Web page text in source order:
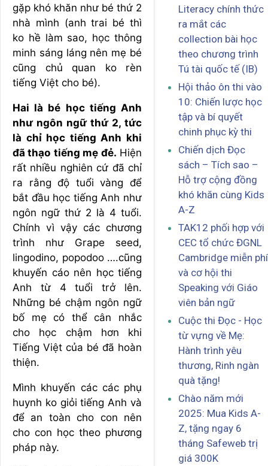
gặp khó khăn như bé thứ 2
nhà mình (anh trai bé thì
ko hề làm sao, học thông
minh sáng láng nên mẹ bé
cũng chủ quan ko rèn
tiếng Việt cho bé).
Hai là bé học tiếng Anh
như ngôn ngữ thứ 2, tức
là chỉ học tiếng Anh khi
đã thạo tiếng mẹ đẻ. Hiện
rất nhiều nghiên cứ đã chỉ
ra rằng độ tuổi vàng để
bắt đầu học tiếng Anh như
ngôn ngữ thứ 2 là 4 tuổi.
Chính vì vậy các chương
trình như Grape seed,
lingodino, popodoo ….cũng
khuyến cáo nên học tiếng
Anh từ 4 tuổi trở lên.
Những bé chậm ngôn ngữ
bố mẹ có thể cân nhắc
cho học chậm hơn khi
Tiếng Việt của bé đã hoàn
thiện.
Mình khuyến các các phụ
huynh ko giỏi tiếng Anh và
để an toàn cho con nên
cho con học theo phương
pháp này.
Literacy chính thức
ra mắt các
collection bài học
theo chương trình
Tú tài quốc tế (IB)
Hội thảo ôn thi vào
10: Chiến lược học
tập và bí quyết
chinh phục kỳ thi
Chiến dịch Đọc
sách – Tích sao –
Hỗ trợ cộng đồng
khó khăn cùng Kids
A-Z
TAK12 phối hợp với
CEC tổ chức ĐGNL
Cambridge miễn phí
và cơ hội thi
Speaking với Giáo
viên bản ngữ
Cuộc thi Đọc - Học
từ vựng về Mẹ:
Hành trình yêu
thương, Rinh ngàn
quà tặng!
Chào năm mới
2025: Mua Kids A-
Z, tặng ngay 6
tháng Safeweb trị
giá 300K